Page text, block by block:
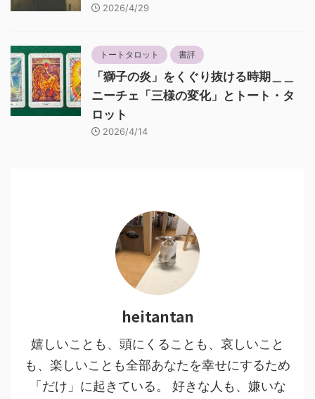
2026/4/29
トートタロット 書評
「獅子の炎」をくぐり抜ける時期＿＿
ニーチェ「三様の変化」とトート・タ
ロット
2026/4/14
heitantan
嬉しいことも、頭にくることも、哀しいこと
も、楽しいことも全部あなたを幸せにするため
「だけ」に起きている。 好きな人も、嫌いな